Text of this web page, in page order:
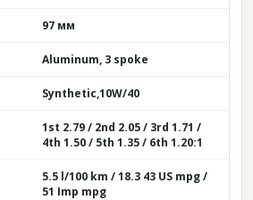
97 мм
Aluminum, 3 spoke
Synthetic,10W/40
1st 2.79 / 2nd 2.05 / 3rd 1.71 /
4th 1.50 / 5th 1.35 / 6th 1.20:1
5.5 l/100 km / 18.3 43 US mpg /
51 Imp mpg